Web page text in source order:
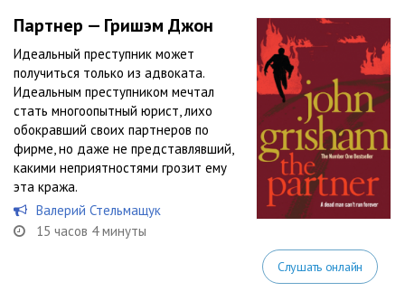
Партнер — Гришэм Джон
Идеальный преступник может
получиться только из адвоката.
Идеальным преступником мечтал
стать многоопытный юрист, лихо
обокравший своих партнеров по
фирме, но даже не представлявший,
какими неприятностями грозит ему
эта кража.
Валерий Стельмащук
15 часов 4 минуты
Слушать онлайн